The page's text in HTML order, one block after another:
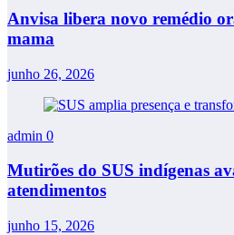
Anvisa libera novo remédio
mama
junho 26, 2026
admin 0
Mutirões do SUS indígenas
atendimentos
junho 15, 2026